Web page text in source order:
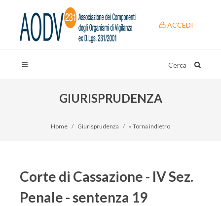
ACCEDI
Cerca
GIURISPRUDENZA
Home Giurisprudenza « Torna indietro
Corte di Cassazione - IV Sez.
Penale - sentenza 19